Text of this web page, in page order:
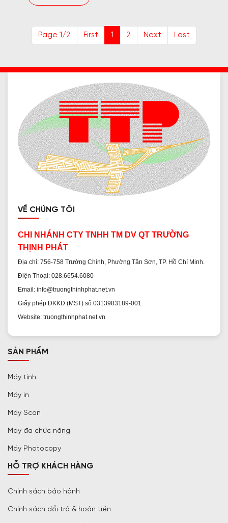
Page 1/2 First 1 2 Next Last
VỀ CHÚNG TÔI
CHI NHÁNH CTY TNHH TM DV QT TRƯỜNG
THỊNH PHÁT
Địa chỉ: 756-758 Trường Chinh, Phường Tân Sơn, TP. Hồ Chí Minh.
Điện Thoại: 028.6654.6080
Email: info@truongthinhphat.net.vn
Giấy phép ĐKKD (MST) số 0313983189-001
Website: truongthinhphat.net.vn
SẢN PHẨM
Máy tính
Máy in
Máy Scan
Máy đa chức năng
Máy Photocopy
HỖ TRỢ KHÁCH HÀNG
Chính sách bảo hành
Chính sách đổi trả & hoàn tiền